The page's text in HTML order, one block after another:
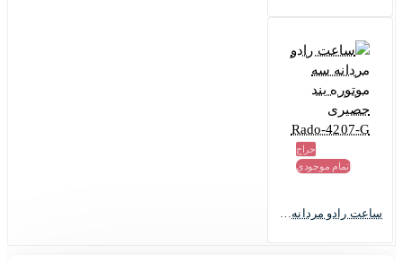
حراج
اتمام موجودی
ساعت رادو مردانه سه موتوره بند حصیری Rado-4207-G